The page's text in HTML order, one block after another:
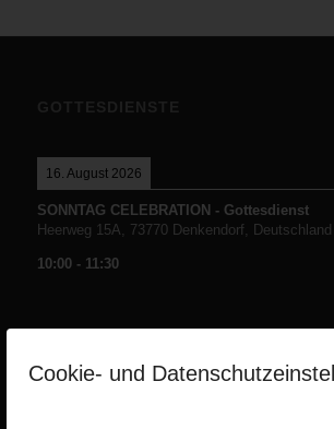
Cookie- und
16. August 2026
SONNTAG CELEBRATION - Gottesdienst
Heerweg 15A, 73770 Denkendorf, Deutschland
10:00- 11:30